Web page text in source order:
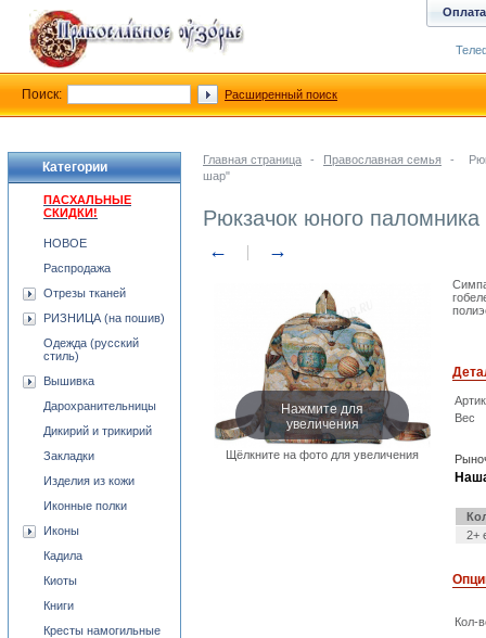
Главная страница - Православная семья -
шар"
Рюкзачок юного
← →
Нажмите для
увеличения
Щёлкните на фото для увеличения
Вес
2+
Кол-
Категории
ПАСХАЛЬНЫЕ
СКИДКИ!
НОВОЕ
Распродажа
Отрезы тканей
РИЗНИЦА (на пошив)
Одежда (русский
стиль)
Вышивка
Дарохранительницы
Дикирий и трикирий
Закладки
Изделия из кожи
Иконные полки
Иконы
Кадила
Киоты
Книги
Кресты намогильные
Оплата
Поиск: Расширенный поиск